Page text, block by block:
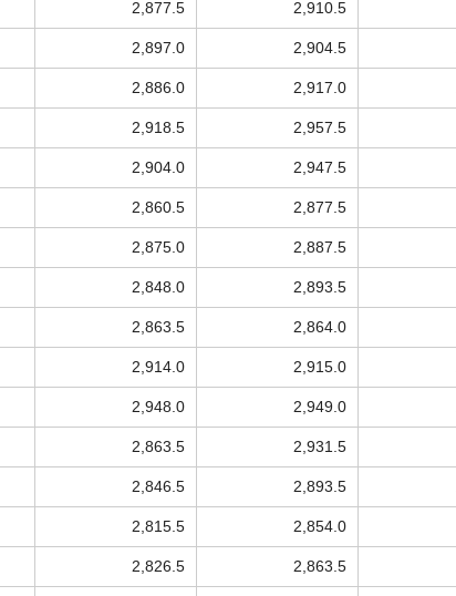
2,877.5 2,910.5
2,897.0 2,904.5
2,886.0 2,917.0
2,918.5 2,957.5
2,904.0 2,947.5
2,860.5 2,877.5
2,875.0 2,887.5
2,848.0 2,893.5
2,863.5 2,864.0
2,914.0 2,915.0
2,948.0 2,949.0
2,863.5 2,931.5
2,846.5 2,893.5
2,815.5 2,854.0
2,826.5 2,863.5